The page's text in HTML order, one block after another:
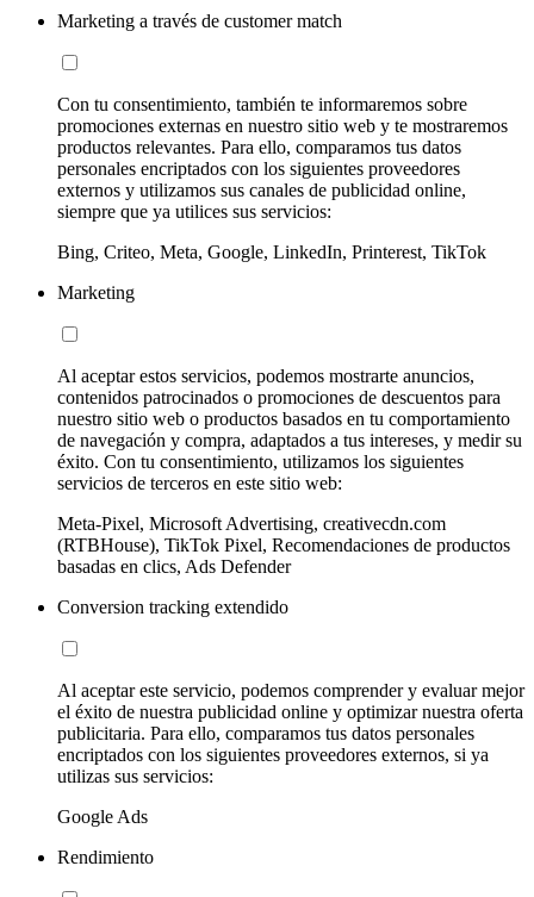
Marketing a través de customer match
Con tu consentimiento, también te informaremos sobre
promociones externas en nuestro sitio web y te mostraremos
productos relevantes. Para ello, comparamos tus datos
personales encriptados con los siguientes proveedores
externos y utilizamos sus canales de publicidad online,
siempre que ya utilices sus servicios:
Bing, Criteo, Meta, Google, LinkedIn, Printerest, TikTok
Marketing
Al aceptar estos servicios, podemos mostrarte anuncios,
contenidos patrocinados o promociones de descuentos para
nuestro sitio web o productos basados en tu comportamiento
de navegación y compra, adaptados a tus intereses, y medir su
éxito. Con tu consentimiento, utilizamos los siguientes
servicios de terceros en este sitio web:
Meta-Pixel, Microsoft Advertising, creativecdn.com
(RTBHouse), TikTok Pixel, Recomendaciones de productos
basadas en clics, Ads Defender
Conversion tracking extendido
Al aceptar este servicio, podemos comprender y evaluar mejor
el éxito de nuestra publicidad online y optimizar nuestra oferta
publicitaria. Para ello, comparamos tus datos personales
encriptados con los siguientes proveedores externos, si ya
utilizas sus servicios:
Google Ads
Rendimiento